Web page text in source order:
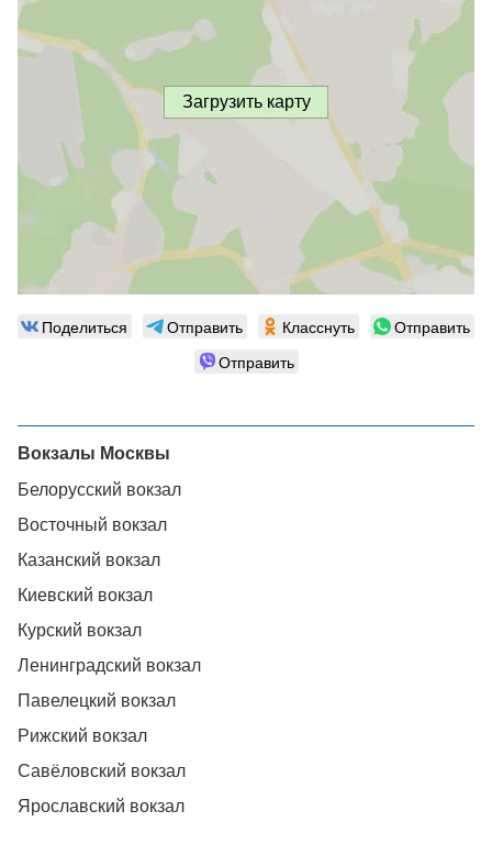
Загрузить карту
Поделиться Отправить Класснуть
Отправить
Отправить
Вокзалы Москвы
Белорусский вокзал
Восточный вокзал
Казанский вокзал
Киевский вокзал
Курский вокзал
Ленинградский вокзал
Павелецкий вокзал
Рижский вокзал
Савёловский вокзал
Ярославский вокзал